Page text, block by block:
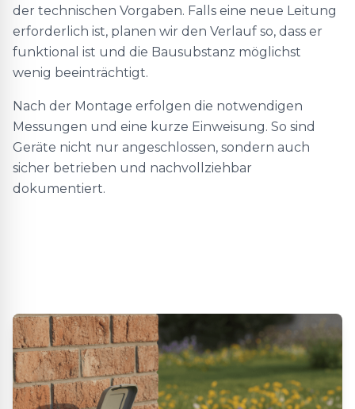
der technischen Vorgaben. Falls eine neue Leitung
erforderlich ist, planen wir den Verlauf so, dass er
funktional ist und die Bausubstanz möglichst
wenig beeinträchtigt.
Nach der Montage erfolgen die notwendigen
Messungen und eine kurze Einweisung. So sind
Geräte nicht nur angeschlossen, sondern auch
sicher betrieben und nachvollziehbar
dokumentiert.